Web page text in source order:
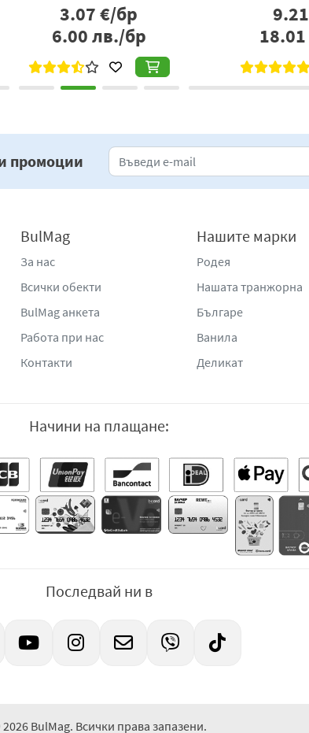
3.07€/бр
6.00лв./бр
9.21
18.01
промоции
BulMag
За нас
Всички обекти
BulMag анкета
Работа при нас
Контакти
Нашите марки
Родея
Нашата транжорна
Българе
Ванила
Деликат
Начини на плащане:
Последвай ни в
BulMag. Всички права запазени.